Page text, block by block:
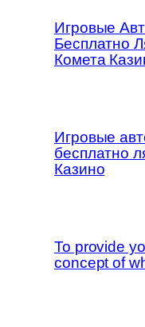
Игровые
Бесплатно
Комета
Игровые
бесплатно
Казино
To provide
concept of